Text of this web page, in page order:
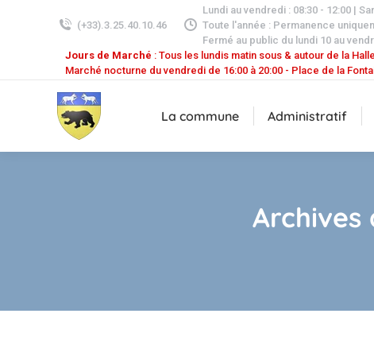
(+33).3.25.40.10.46
Lundi au vendredi : 08:30 - 12:00 |
Toute l'année : Permanence
Fermé au public du lundi 10 au
Jours de Marché : Tous les lundis matin sous & autour de la
Marché nocturne du vendredi de 16:00 à 20:00 - Place de la
La commune Administratif
Archives